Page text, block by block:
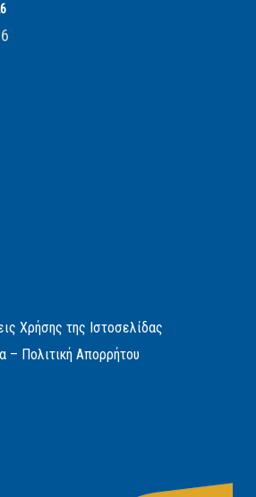
Χρήσης της Ιστοσελίδας
– Πολιτική Απορρήτου